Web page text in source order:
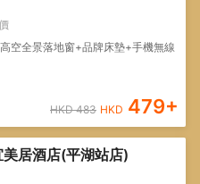
空全景落地窗+品牌床墊+手機無線
HKD483 HKD 479+
居酒店(平湖站店)